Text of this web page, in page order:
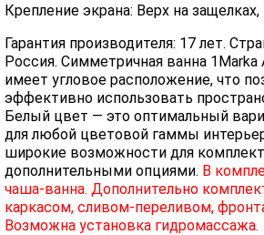
Крепление экрана: Верх на защелках,
Гарантия производителя: 17 лет.
Россия. Симметричная ванна 1Marka
имеет угловое расположение, что
эффективно использовать
Белый цвет — это оптимальный
для любой цветовой гаммы
широкие возможности для
дополнительными опциями. В
чаша-ванна. Дополнительно
каркасом, сливом-переливом,
Возможна установка гидромассажа.